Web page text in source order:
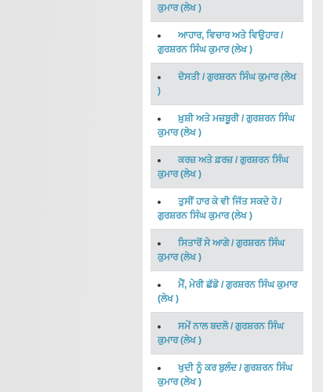
ਕੁਮਾਰ(ਲੇਖ)
ਆਹਾਰ, ਵਿਚਾਰ ਅਤੇ ਵਿਉਹਾਰ/
ਗੁਰਸ਼ਰਨ ਸਿੰਘ ਕੁਮਾਰ(ਲੇਖ)
ਦੋਸਤੀ/ ਗੁਰਸ਼ਰਨ ਸਿੰਘ ਕੁਮਾਰ(ਲੇਖ
)
ਖ਼ੁਸ਼ੀ ਅਤੇ ਮਜ਼ਬੂਰੀ/ਗੁਰਸ਼ਰਨ ਸਿੰਘ
ਕੁਮਾਰ(ਲੇਖ)
ਕਰਜ਼ ਅਤੇ ਫ਼ਰਜ਼/ ਗੁਰਸ਼ਰਨ ਸਿੰਘ
ਕੁਮਾਰ(ਲੇਖ)
ਤੁਸੀਂ ਹਾਰ ਕੇ ਵੀ ਜਿੱਤ ਸਕਦੇ ਹੋ/
ਗੁਰਸ਼ਰਨ ਸਿੰਘ ਕੁਮਾਰ(ਲੇਖ)
ਸਿਤਾਰੋਂ ਸੇ ਆਗੇ/ ਗੁਰਸ਼ਰਨ ਸਿੰਘ
ਕੁਮਾਰ(ਲੇਖ)
ਮੈਂ, ਮੇਰੀ ਛੱਡੋ/ਗੁਰਸ਼ਰਨ ਸਿੰਘ ਕੁਮਾਰ
(ਲੇਖ)
ਸਮੇਂ ਨਾਲ ਬਦਲੋ/ ਗੁਰਸ਼ਰਨ ਸਿੰਘ
ਕੁਮਾਰ(ਲੇਖ)
ਖੁਦੀ ਨੂੰ ਕਰ ਬੁਲੰਦ/ਗੁਰਸ਼ਰਨ ਸਿੰਘ
ਕੁਮਾਰ(ਲੇਖ)